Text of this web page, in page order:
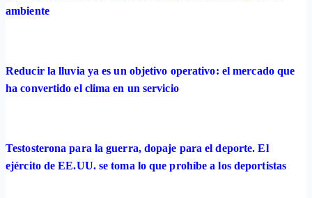
ambiente
Reducir la lluvia ya es un objetivo operativo: el mercado que
ha convertido el clima en un servicio
Testosterona para la guerra, dopaje para el deporte. El
ejército de EE.UU. se toma lo que prohíbe a los deportistas